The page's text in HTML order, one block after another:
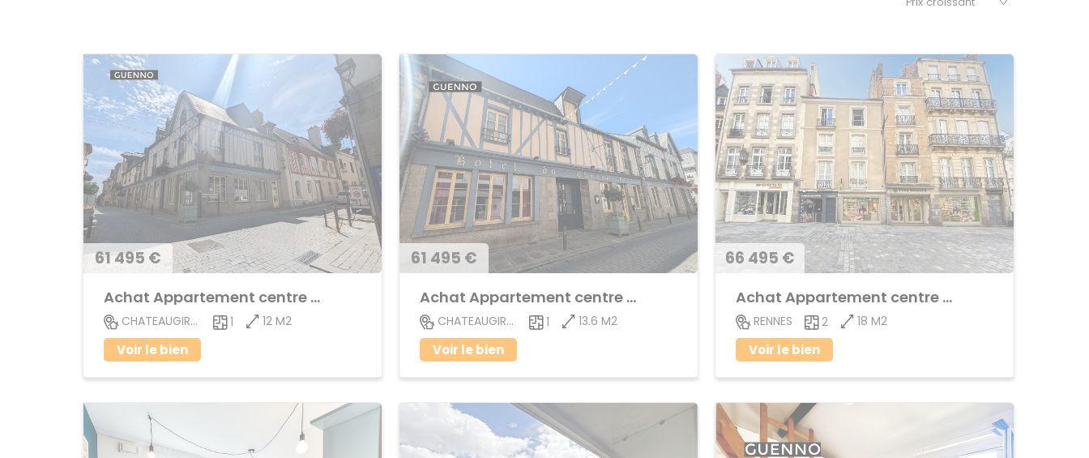
61 495 €
Achat Appartement centre ville
CHATEAUGIRON 1 12 M2
Voir le bien
61 495 €
Achat Appartement centre ville
CHATEAUGIRON 1 13.6 M2
Voir le bien
66 495 €
Achat Appartement centre ville
RENNES 2 18 M2
Voir le bien